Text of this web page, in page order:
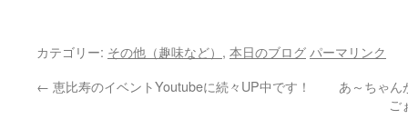
カテゴリー: その他（趣味など） , 本日のブログ パーマリンク
← 恵比寿のイベントYoutubeに続々UP中です！
あ～ちゃん
ご